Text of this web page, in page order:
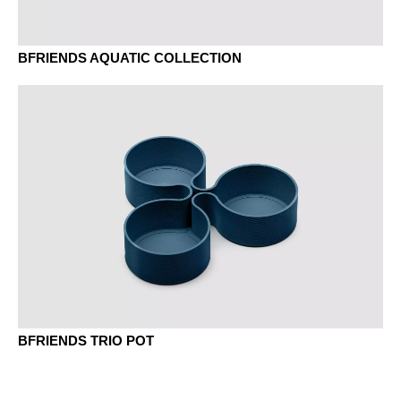
BFRIENDS AQUATIC COLLECTION
BFRIENDS TRIO POT